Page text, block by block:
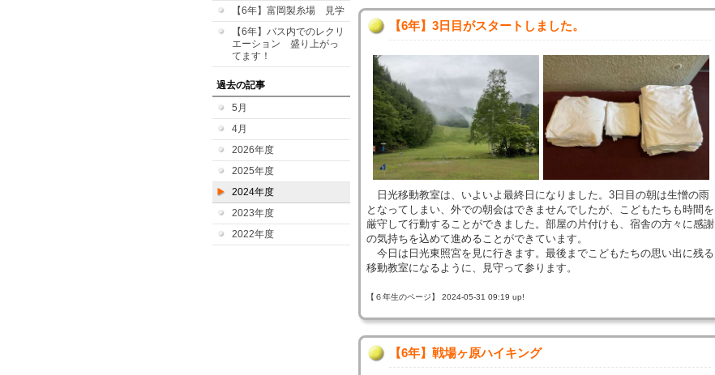
【6年】富岡製糸場 見学
【6年】バス内でのレクリ
エーション 盛り上がっ
てます！
過去の記事
5月
4月
2026年度
2025年度
2024年度
2023年度
2022年度
【6年】3日目がスタートしました。
日光移動教室は、いよいよ最終日になりました。3日目の朝は生憎の雨
となってしまい、外での朝会はできませんでしたが、こどもたちも時間を
厳守して行動することができました。部屋の片付けも、宿舎の方々に感謝
の気持ちを込めて進めることができています。
今日は日光東照宮を見に行きます。最後までこどもたちの思い出に残る
移動教室になるように、見守って参ります。
【６年生のページ】 2024-05-31 09:19 up!
【6年】戦場ヶ原ハイキング